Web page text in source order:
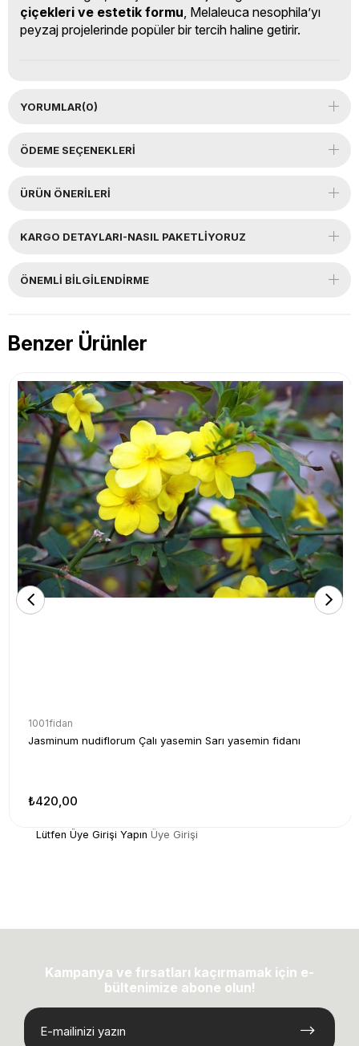
çiçekleri ve estetik formu , Melaleuca nesophila’yı
peyzaj projelerinde popüler bir tercih haline getirir.
YORUMLAR(0)
ÖDEME SEÇENEKLERI
ÜRÜN ÖNERILERI
KARGO DETAYLARI-NASIL PAKETLİYORUZ
ÖNEMLI BILGILENDIRME
Benzer Ürünler
1001fidan
Jasminum nudiflorum Çalı yasemin Sarı yasemin fidanı
₺420,00
Lütfen Üye Girişi Yapın Üye Girişi
Kampanya ve fırsatları kaçırmamak için e-
bültenimize abone olun!